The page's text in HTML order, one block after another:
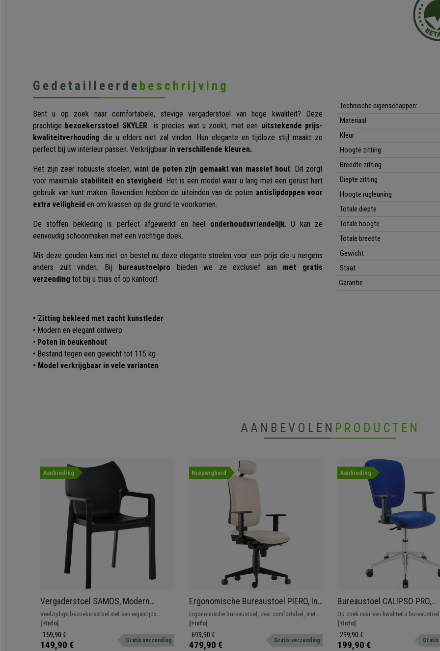
Gedetailleerde beschrijving
Bent u op zoek naar comfortabele, stevige vergaderstoel van hoge kwaliteit? Deze
prachtige bezoekersstoel SKYLER is precies wat u zoekt, met een uitstekende prijs-
kwaliteitverhouding die u elders niet zal vinden. Hun elegante en tijdloze stijl maakt ze
perfect bij uw interieur passen. Verkrijgbaar in verschillende kleuren.
Het zijn zeer robuuste stoelen, wantde poten zijn gemaakt van massief hout. Dit zorgt
voor maximale stabiliteit en stevigheid. Het is een model waar u lang met een gerust hart
gebruik van kunt maken. Bovendien hebben de uiteinden van de poten antislipdoppen voor
extra veiligheid en om krassen op de grond te voorkomen.
De stoffen bekleding is perfect afgewerkt en heel onderhoudsvriendelijk. U kan ze
eenvoudig schoonmaken met een vochtige doek.
Mis deze gouden kans niet en bestel nu deze elegante stoelen voor een prijs die u nergens
anders zult vinden. Bij bureaustoelpro bieden we ze exclusief aan met gratis
verzending tot bij u thuis of op kantoor!
• Zitting bekleed met zacht kunstleder
• Modern en elegant ontwerp
• Poten in beukenhout
• Bestand tegen een gewicht tot 115 kg
• Model verkrijgbaar in vele varianten
Technische eigenschappen:
Materiaal
Kleur
Hoogte zitting
Breedte zitting
Diepte zitting
Hoogte rugleuning
Totale diepte
Totale hoogte
Totale breedte
Gewicht
Staat
Garantie
AANBEVOLEN PRODUCTEN
Aanbieding
Vergaderstoel SAMOS, Modern
Ontwerp, Stapelbaar, Kleur Zwart
Veelzijdige bezoekersstoel met een eigentijds
design. Stapelbaar en ideaal voor binnen en buiten.
[+Info]
159,90 €
149,90 € Gratis verzending
Nieuwigheid
Ergonomische Bureaustoel PIERO, In
Beige Leder, Met Hoofdsteun en
Verstelbare Armleuningen
Ergonomische bureaustoel, zeer comfortabel, met
dikke vulling en verstelbare armleuningen. Maximaal
comfort, geschikt voor intensief gebruik.
[+Info]
699,90 €
479,90 € Gratis verzending
Aanbieding
Bureaustoel CALIPSO PRO,
Verstelbare Rugleuning en
Armleuningen, Metalen
Blauwe stof
Op zoek naar een kwaliteits bureaustoel
overslaanbare prijs? Dit comfortabel,
is ideaal voor dagelijks gebruik.
verschillende kleuren.
[+Info]
299,90 €
199,90 € Gratis